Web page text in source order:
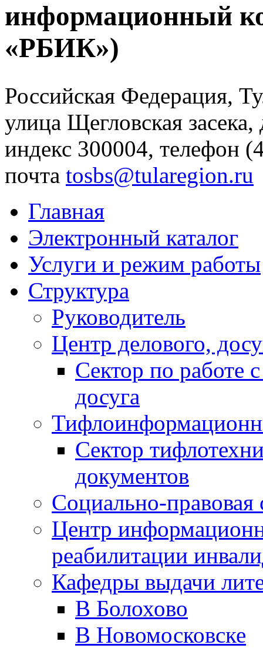
информационный
«РБИК»)
Российская Федерация,
улица Щегловская
индекс 300004, телефон
почта tosbs@tularegion.ru
Главная
Электронный каталог
Услуги и режим работы
Структура
Руководитель
Центр делового,
Сектор по работе
досуга
Сектор
документов
Социально-правовая
Центр
реабилитации
Кафедры выдачи
В Болохово
В Новомосковске